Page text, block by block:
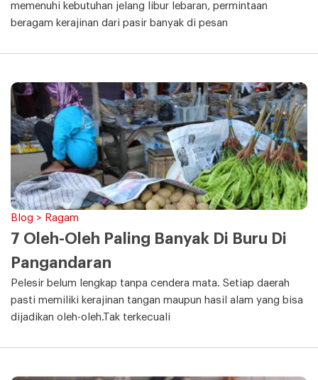
memenuhi kebutuhan jelang libur lebaran, permintaan
beragam kerajinan dari pasir banyak di pesan
Blog > Ragam
7 Oleh-Oleh Paling Banyak Di Buru Di
Pangandaran
Pelesir belum lengkap tanpa cendera mata. Setiap daerah
pasti memiliki kerajinan tangan maupun hasil alam yang bisa
dijadikan oleh-oleh.Tak terkecuali